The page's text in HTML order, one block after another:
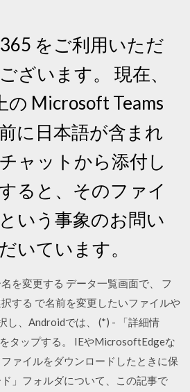
をご利用いただ
ざいます。 現在、
の Microsoft Teams
に日本語が含まれ
ャットから添付し
ると、そのファイ
いう事象のお問い
いています。
を変更する データ一覧画面で、 フ
する で名前を変更したいファイルや
し、Androidでは、 (*) - 「詳細情
タップする。 IEやMicrosoftEdgeな
ァイルをダウンロードしたときに保
」フォルダについて、この記事で